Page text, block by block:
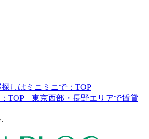
探しはミニミニで：TOP
：TOP 東京西部・長野エリアで賃貸